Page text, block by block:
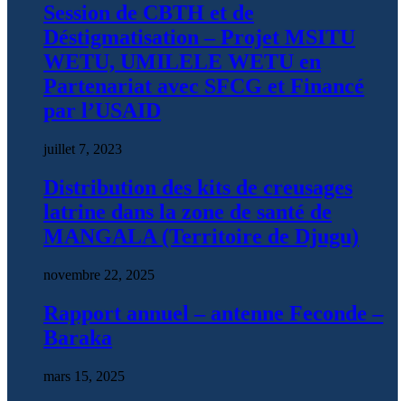
Session de CBTH et de
Déstigmatisation – Projet MSITU
WETU, UMILELE WETU en
Partenariat avec SFCG et Financé
par l’USAID
juillet 7, 2023
Distribution des kits de creusages
latrine dans la zone de santé de
MANGALA (Territoire de Djugu)
novembre 22, 2025
Rapport annuel – antenne Feconde –
Baraka
mars 15, 2025